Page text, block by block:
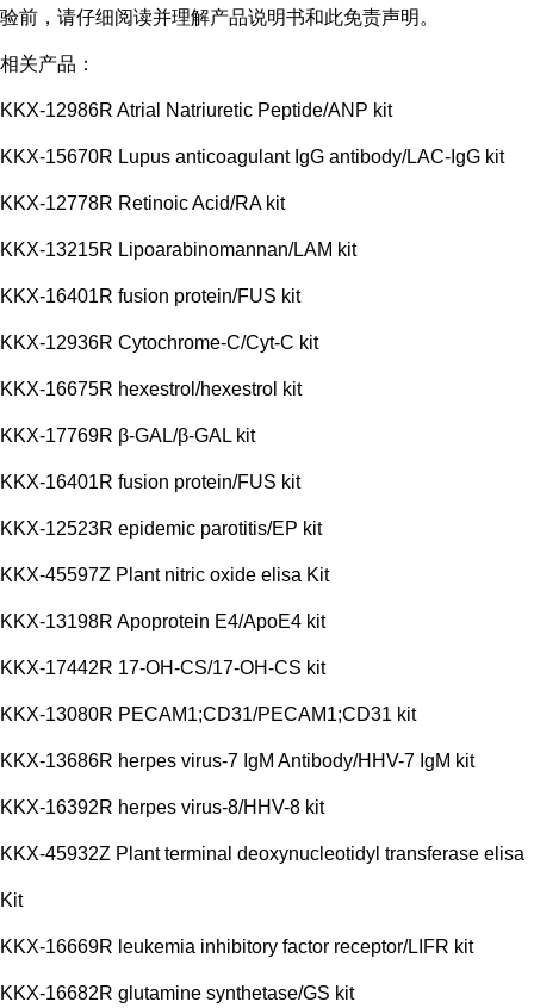
验前，请仔细阅读并理解产品说明书和此免责声明。
相关产品：
KKX-12986R Atrial Natriuretic Peptide/ANP kit
KKX-15670R Lupus anticoagulant IgG antibody/LAC-IgG kit
KKX-12778R Retinoic Acid/RA kit
KKX-13215R Lipoarabinomannan/LAM kit
KKX-16401R fusion protein/FUS kit
KKX-12936R Cytochrome-C/Cyt-C kit
KKX-16675R hexestrol/hexestrol kit
KKX-17769R β-GAL/β-GAL kit
KKX-16401R fusion protein/FUS kit
KKX-12523R epidemic parotitis/EP kit
KKX-45597Z Plant nitric oxide elisa Kit
KKX-13198R Apoprotein E4/ApoE4 kit
KKX-17442R 17-OH-CS/17-OH-CS kit
KKX-13080R PECAM1;CD31/PECAM1;CD31 kit
KKX-13686R herpes virus-7 IgM Antibody/HHV-7 IgM kit
KKX-16392R herpes virus-8/HHV-8 kit
KKX-45932Z Plant terminal deoxynucleotidyl transferase elisa
Kit
KKX-16669R leukemia inhibitory factor receptor/LIFR kit
KKX-16682R glutamine synthetase/GS kit